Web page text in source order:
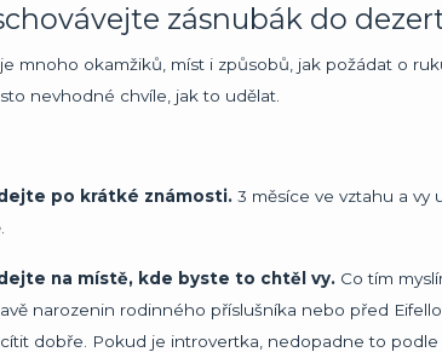
zásnubák do
mnoho okamžiků, míst i způsobů, jak požádat o
nevhodné chvíle, jak to udělat.
po krátké známosti. 3 měsíce ve vztahu a vy
na místě, kde byste to chtěl vy. Co tím
narozenin rodinného příslušníka nebo před
dobře. Pokud je introvertka, nedopadne to podle